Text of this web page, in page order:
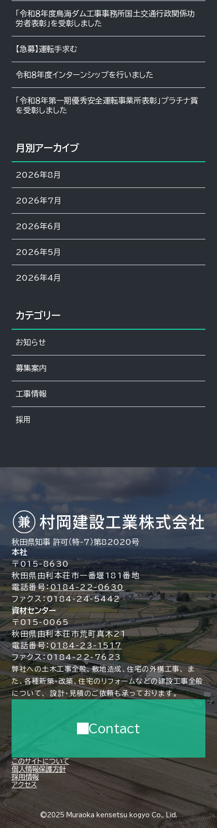
「令和８年度鳥海ダム工事事務所国土交通行政関係功
労者表彰」を受彰しました
【急募】運転手求む
令和８年度インターンシップを行いました
「令和８年第一期優秀安全運転事業所表彰」プラチナ賞
を受彰しました
月別アーカイブ
2026年8月
2026年7月
2026年6月
2026年5月
2026年4月
カテゴリー
お知らせ
募集案内
工事情報
採用
秋田県知事 許可（特-7）第82020号
本社
〒015-8630
秋田県由利本荘市一番堰181番地
電話番号：0184-22-0630
ファクス：0184-24-5442
資材センター
〒015-0065
秋田県由利本荘市荒町真木21
電話番号：0184-23-1517
ファクス：0184-22-7623
弊社への土木工事全般、敷地造成、住宅の外構工事、
ま
た、各種新築・改築、住宅のリフォームなどの建設工事全般
について、
設計・見積のご依頼も承っております。
Contact
このサイトについて
個人情報保護方針
採用情報
アクセス
©2025 Muraoka kensetsu kogyo Co., Lid.